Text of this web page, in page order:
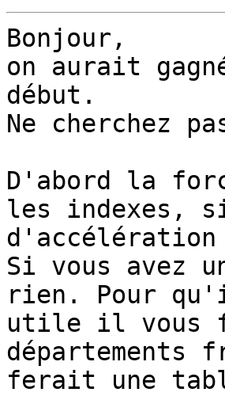
Bonjour,
on aurait
début.
Ne cherchez
D'abord la
les indexes,
d'accélération
Si vous avez
rien. Pour
utile il vous
départements
ferait une